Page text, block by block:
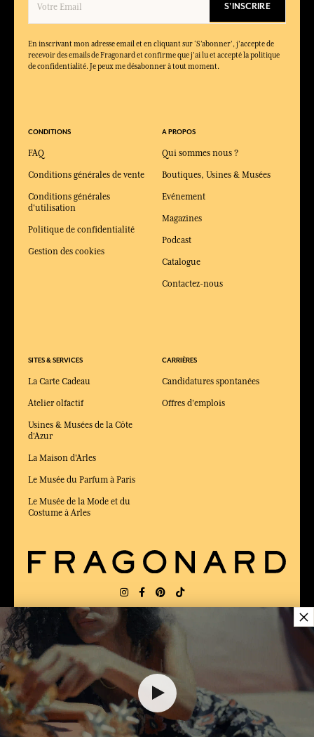
$ 11.00
S'INSCRIRE
En inscrivant mon adresse email et en cliquant sur ‘S’abonner’, j'accepte de
recevoir des emails de Fragonard et confirme que j'ai lu et accepté la politique
de confidentialité. Je peux me désabonner à tout moment.
CONDITIONS
FAQ
Conditions générales de vente
Conditions générales
d'utilisation
Politique de confidentialité
Gestion des cookies
SITES & SERVICES
La Carte Cadeau
Atelier olfactif
Usines & Musées de la Côte
d'Azur
La Maison d'Arles
Le Musée du Parfum à Paris
Le Musée de la Mode et du
Costume à Arles
A PROPOS
Qui sommes nous ?
Boutiques, Usines & Musées
Evénement
Magazines
Podcast
Catalogue
Contactez-nous
CARRIÈRES
Candidatures spontanées
Offres d'emplois
LIVRAISON: US
ÉLU MEILLEUR SITE DE COMMERCE
×